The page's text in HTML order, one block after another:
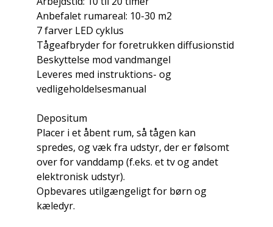
Anbefalet rumareal: 10-30 m2
7 farver LED cyklus
Tågeafbryder for foretrukken diffusionstid
Beskyttelse mod vandmangel
Leveres med instruktions- og
vedligeholdelsesmanual
Depositum
Placer i et åbent rum, så tågen kan
spredes, og væk fra udstyr, der er følsomt
over for vanddamp (f.eks. et tv og andet
elektronisk udstyr).
Opbevares utilgængeligt for børn og
kæledyr.